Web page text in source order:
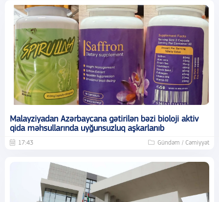
Malayziyadan Azərbaycana gətirilən bəzi bioloji aktiv
qida məhsullarında uyğunsuzluq aşkarlanıb
17:43 Gündəm / Cəmiyyət